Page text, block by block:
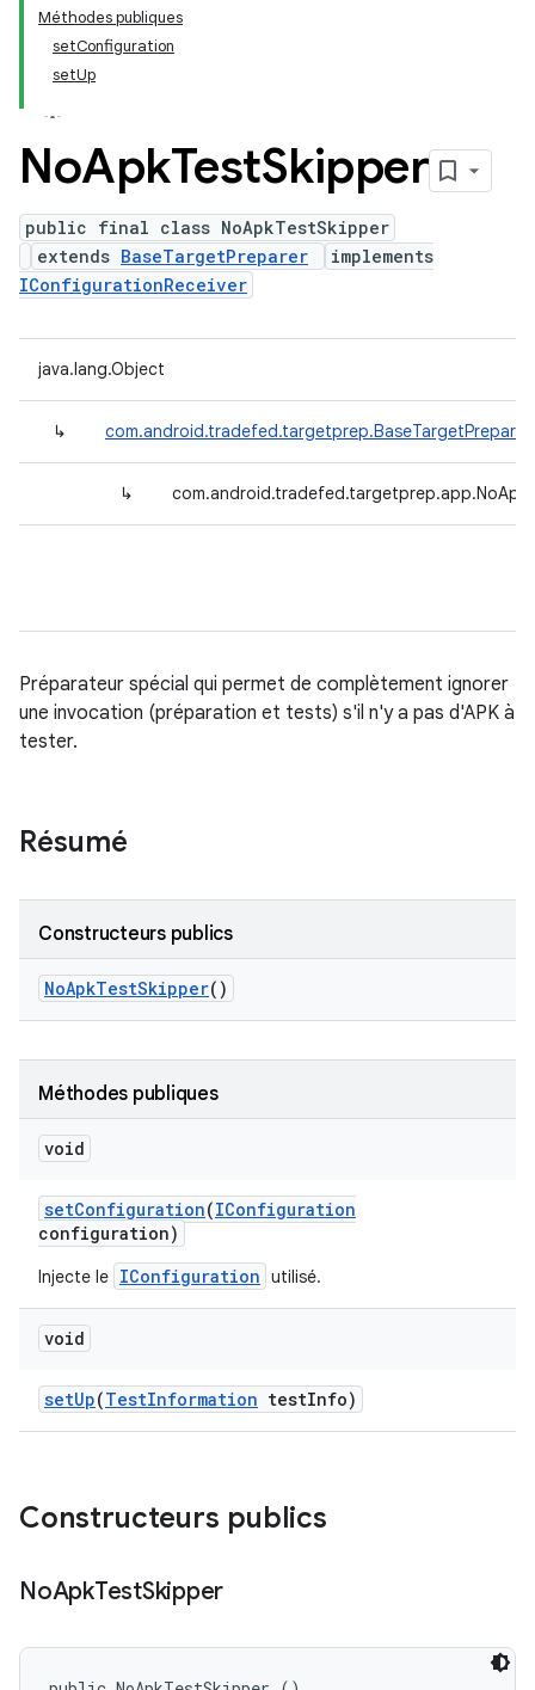
Méthodes publiques
setConfiguration
setUp
NoApkTestSkipper
public final class NoApkTestSkipper
extends BaseTargetPreparer
implements
IConfigurationReceiver
java.lang.Object
↳ com.android.tradefed.targetprep.BaseTargetPreparer
↳
Préparateur spécial qui permet de complètement ignorer
une invocation (préparation et tests) s'il n'y a pas d'APK à
tester.
Résumé
Constructeurs publics
NoApkTestSkipper()
Méthodes publiques
void
setConfiguration(IConfiguration
configuration)
Injecte le IConfiguration utilisé.
void
setUp(TestInformation testInfo)
Constructeurs publics
NoApkTestSkipper